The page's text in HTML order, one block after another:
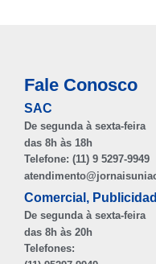
Fale Conosco
SAC
De segunda à sexta-feira
das 8h às 18h
Telefone: (11) 9 5297-9949
Comercial,
De segunda à sexta-feira
das 8h às 20h
Telefones: